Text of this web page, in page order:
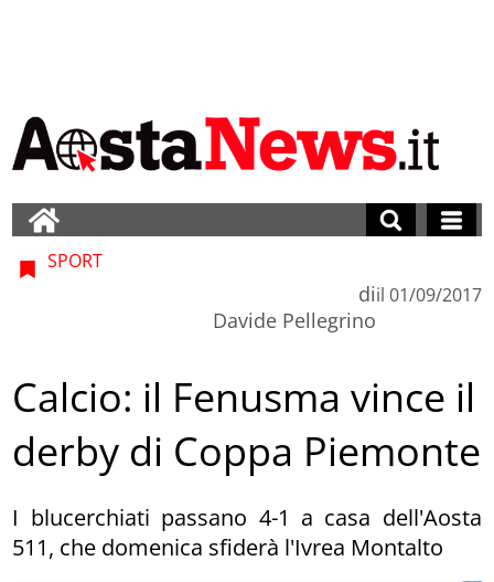
SPORT
di
Davide Pellegrino
il 01/09/2017
Calcio: il Fenusma vince il
derby di Coppa Piemonte
I blucerchiati passano 4-1 a casa dell'Aosta
511, che domenica sfiderà l'Ivrea Montalto